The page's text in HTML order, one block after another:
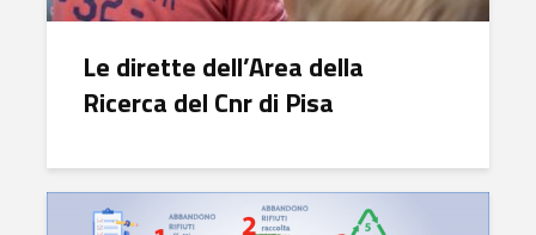
Le dirette dell’Area della
Ricerca del Cnr di Pisa